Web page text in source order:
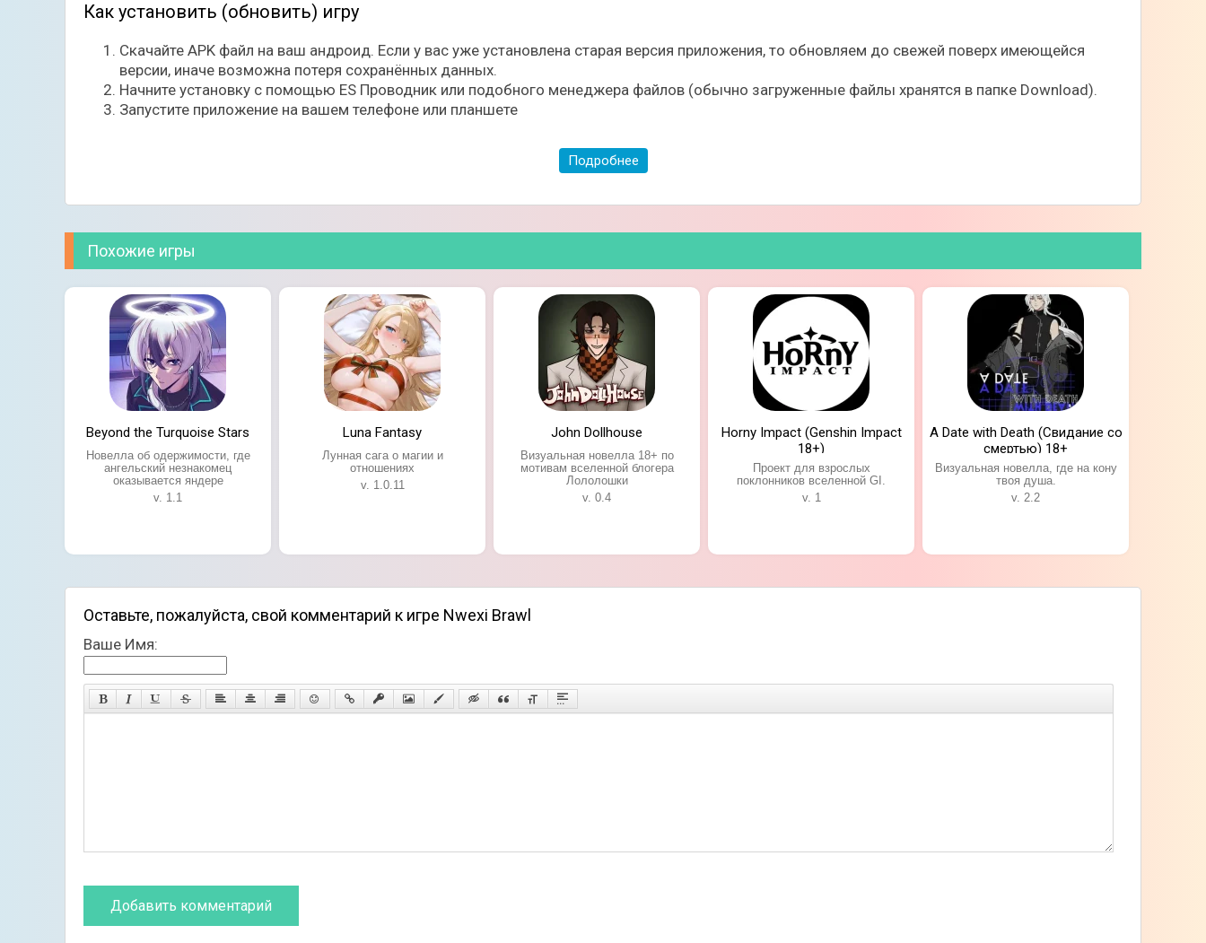
Как установить (обновить) игру
Скачайте APK файл на ваш андроид. Если у вас уже установлена старая версия приложения, то обновляем до свежей поверх имеющейся
версии, иначе возможна потеря сохранённых данных.
Начните установку с помощью ES Проводник или подобного менеджера файлов (обычно загруженные файлы хранятся в папке Download).
Запустите приложение на вашем телефоне или планшете
Подробнее
Похожие игры
Beyond the Turquoise Stars
Новелла об одержимости, где
ангельский незнакомец
оказывается яндере
v. 1.1
Luna Fantasy
Лунная сага о магии и
отношениях
v. 1.0.11
John Dollhouse
Визуальная новелла 18+ по
мотивам вселенной блогера
Лололошки
v. 0.4
Horny Impact (Genshin Impact
18+)
Проект для взрослых
поклонников вселенной GI.
v. 1
A Date with Death (Свидание со
смертью) 18+
Визуальная новелла, где на кону
твоя душа.
v. 2.2
Оставьте, пожалуйста, свой комментарий к игре Nwexi Brawl
Ваше Имя: